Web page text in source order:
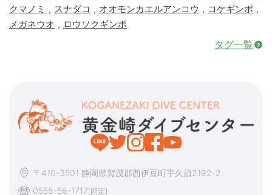
クマノミ , スナダコ , オオモンカエルアンコウ , コケギンポ ,
メガネウオ , ロウソクギンポ
タグ一覧
〒410-3501 静岡県賀茂郡西伊豆町宇久須2192-2
0558-56-1717[固定]